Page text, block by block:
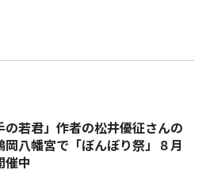
の若君」作者の松井優征さんの
岡八幡宮で「ぼんぼり祭」８月
催中